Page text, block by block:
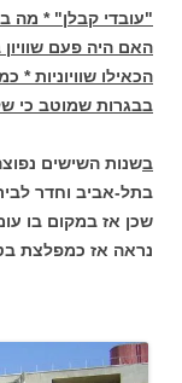
"עובדי קבלן" * מה
האם היה פעם
הכאילו שוויוניות *
בבגרות שמוטב כי
שנות השישים
בתל-אביב וחדר לבית
שכן אז במקום בו
נראה אז כמפלצת